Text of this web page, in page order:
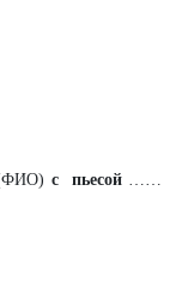
(ФИО) с пьесой……